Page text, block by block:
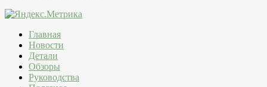
Главная
Новости
Детали
Обзоры
Руководства